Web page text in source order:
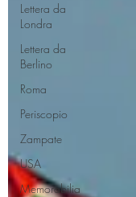
Lettera da
Londra
Lettera da
Berlino
Roma
Periscopio
Zampate
USA
Memorabilia